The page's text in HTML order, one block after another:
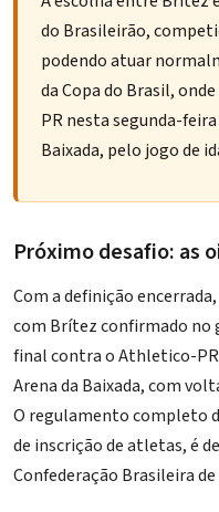
do Brasileirão,
podendo atuar
da Copa do Brasil,
PR nesta segunda-
Baixada, pelo jogo de
Próximo desafio: as
Com a definição
com Brítez confirmado no
final contra o Athletico-PR
Arena da Baixada, com
O regulamento completo
de inscrição de atletas, é
Confederação Brasileira